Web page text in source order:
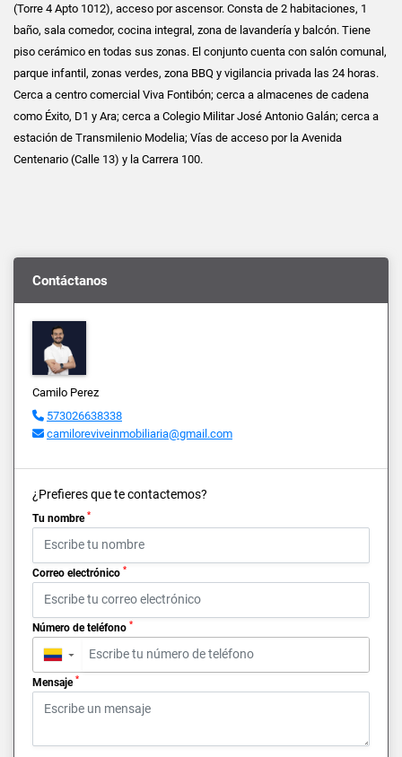
(Torre 4 Apto 1012), acceso por ascensor. Consta de 2 habitaciones, 1
baño, sala comedor, cocina integral, zona de lavandería y balcón. Tiene
piso cerámico en todas sus zonas. El conjunto cuenta con salón comunal,
parque infantil, zonas verdes, zona BBQ y vigilancia privada las 24 horas.
Cerca a centro comercial Viva Fontibón; cerca a almacenes de cadena
como Éxito, D1 y Ara; cerca a Colegio Militar José Antonio Galán; cerca a
estación de Transmilenio Modelia; Vías de acceso por la Avenida
Centenario (Calle 13) y la Carrera 100.
Contáctanos
Camilo Perez
573026638338
camiloreviveinmobiliaria@gmail.com
¿Prefieres que te contactemos?
Tu nombre *
Correo electrónico *
Número de teléfono *
▼
Mensaje *